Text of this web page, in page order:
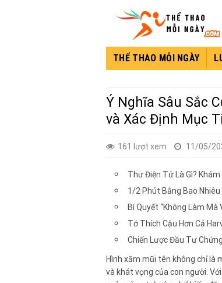
content
THỂ THAO MỖI NGÀY
Ý Nghĩa Sâu Sắc
và Xác Định Mục
161 lượt xem 11/05/
Thư Điện Tử Là Gì? Khám
1/2 Phút Bằng Bao
Bí Quyết “Không Làm
Tớ Thích Cậu Hơn Cả
Chiến Lược Đầu Tư
Hình xăm mũi tên không chỉ là
và khát vọng của con người.